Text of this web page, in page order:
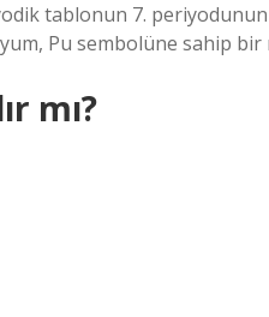
tablonun 7.
Pu sembolüne sahip bir
mı?